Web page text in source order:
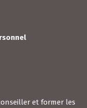
et former les